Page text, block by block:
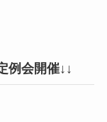
例会開催↓↓